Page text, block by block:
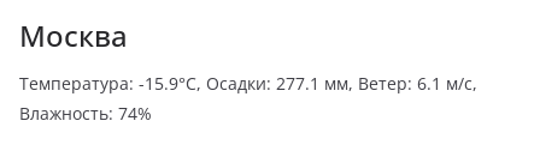
Москва
Температура: -15.9°C, Осадки: 277.1 мм, Ветер: 6.1 м/с,
Влажность: 74%